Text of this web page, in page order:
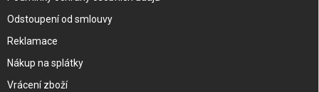
Odstoupení od smlouvy
Reklamace
Nákup na splátky
Vrácení zboží